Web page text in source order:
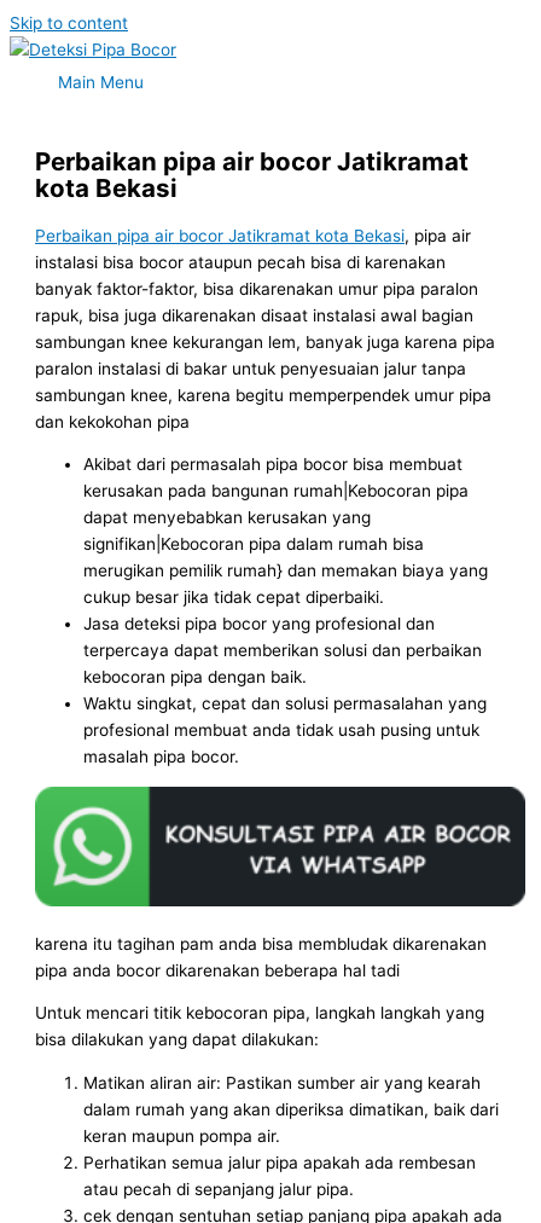
Skip to content
Main Menu
Perbaikan pipa air bocor Jatikramat
kota Bekasi
Perbaikan pipa air bocor Jatikramat kota Bekasi, pipa air
instalasi bisa bocor ataupun pecah bisa di karenakan
banyak faktor-faktor, bisa dikarenakan umur pipa paralon
rapuk, bisa juga dikarenakan disaat instalasi awal bagian
sambungan knee kekurangan lem, banyak juga karena pipa
paralon instalasi di bakar untuk penyesuaian jalur tanpa
sambungan knee, karena begitu memperpendek umur pipa
dan kekokohan pipa
Akibat dari permasalah pipa bocor bisa membuat
kerusakan pada bangunan rumah|Kebocoran pipa
dapat menyebabkan kerusakan yang
signifikan|Kebocoran pipa dalam rumah bisa
merugikan pemilik rumah} dan memakan biaya yang
cukup besar jika tidak cepat diperbaiki.
Jasa deteksi pipa bocor yang profesional dan
terpercaya dapat memberikan solusi dan perbaikan
kebocoran pipa dengan baik.
Waktu singkat, cepat dan solusi permasalahan yang
profesional membuat anda tidak usah pusing untuk
masalah pipa bocor.
karena itu tagihan pam anda bisa membludak dikarenakan
pipa anda bocor dikarenakan beberapa hal tadi
Untuk mencari titik kebocoran pipa, langkah langkah yang
bisa dilakukan yang dapat dilakukan:
Matikan aliran air: Pastikan sumber air yang kearah
dalam rumah yang akan diperiksa dimatikan, baik dari
keran maupun pompa air.
Perhatikan semua jalur pipa apakah ada rembesan
atau pecah di sepanjang jalur pipa.
cek dengan sentuhan setiap panjang pipa apakah ada